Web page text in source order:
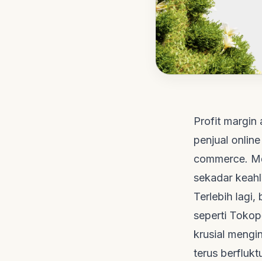
Profit margin
penjual
commerce.
sekadar
Terlebih lagi,
seperti
krusial
terus